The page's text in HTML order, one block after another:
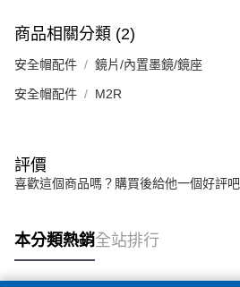
商品相關分類 (2)
安全帽配件 鏡片/內置墨鏡/鏡座
安全帽配件 M2R
評價
喜歡這個商品嗎？購買後給他一個好評吧
本分類熱銷全站排行